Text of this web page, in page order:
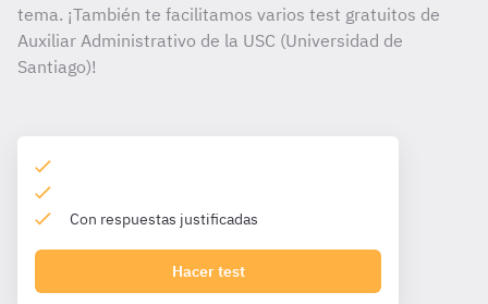
tema. ¡También te facilitamos varios test gratuitos de
Auxiliar Administrativo de la USC (Universidad de
Santiago)!
Con respuestas justificadas
Hacer test